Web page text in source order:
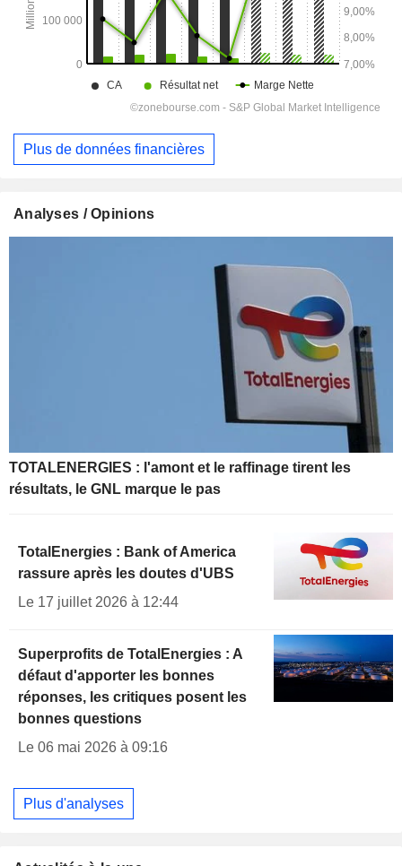
Plus de données financières
Analyses / Opinions
TOTALENERGIES : l'amont et le raffinage tirent les
résultats, le GNL marque le pas
TotalEnergies : Bank of America
rassure après les doutes d'UBS
Le 17 juillet 2026 à 12:44
Superprofits de TotalEnergies : A
défaut d'apporter les bonnes
réponses, les critiques posent les
bonnes questions
Le 06 mai 2026 à 09:16
Plus d'analyses